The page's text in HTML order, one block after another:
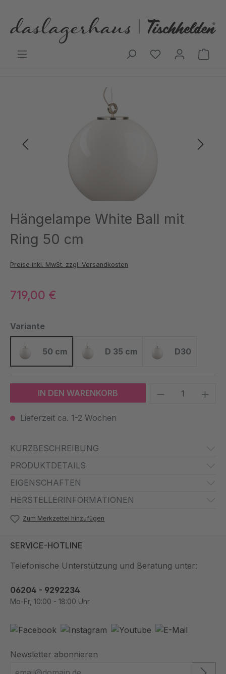
Bildergalerie überspringen
Hängelampe White Ball mit
Ring 50 cm
Preise inkl. MwSt. zzgl. Versandkosten
719,00 €
Variante
50 cm
50 cm
D 35 cm
D 35 cm
D30
D30
IN DEN WARENKORB Produkt
Lieferzeit ca. 1-2 Wochen
KURZBESCHREIBUNG
PRODUKTDETAILS
EIGENSCHAFTEN
HERSTELLERINFORMATIONEN
Zum Merkzettel hinzufügen
SERVICE-HOTLINE
Telefonische Unterstützung und Beratung unter:
06204 - 9292234
Mo-Fr, 10:00 - 18:00 Uhr
Newsletter abonnieren